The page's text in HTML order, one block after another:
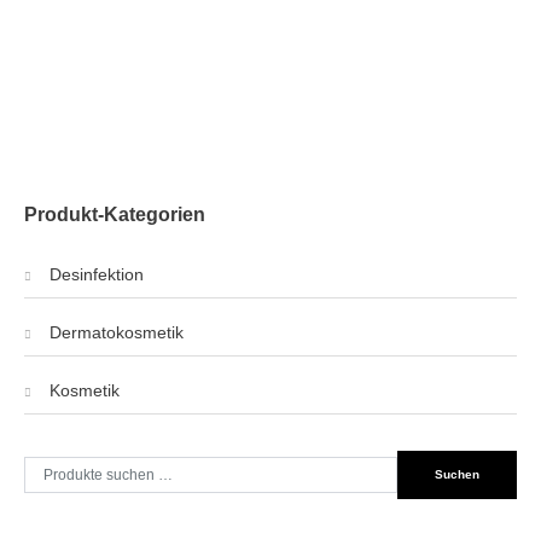
Produkt-Kategorien
Desinfektion
Dermatokosmetik
Kosmetik
Suche
nach:
Suchen